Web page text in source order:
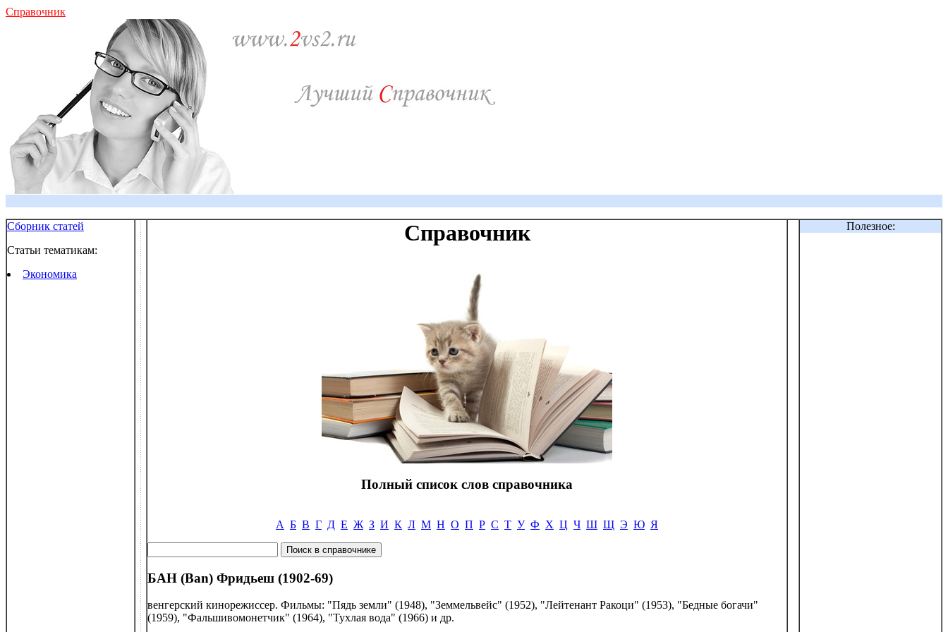
Справочник
Сборник статей
Статьи тематикам:
Экономика
Справочник
Полный список слов справочника
А Б В Г Д Е Ж З И К Л М Н О П Р С Т У Ф Х Ц Ч Ш Щ Э Ю Я
БАН (Ban) Фридьеш (1902-69)
венгерский кинорежиссер. Фильмы: "Пядь земли" (1948), "Земмельвейс" (1952), "Лейтенант Ракоци" (1953), "Бедные богачи"
(1959), "Фальшивомонетчик" (1964), "Тухлая вода" (1966) и др.
Полезное: